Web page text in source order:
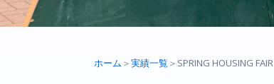
ホーム ＞実績一覧 ＞ SPRING HOUSING FAIR